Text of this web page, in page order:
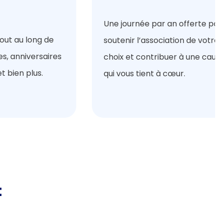
au long de
anniversaires
bien plus.
Une journée par an offerte
soutenir l’association de votre
choix et contribuer à une
qui vous tient à cœur.